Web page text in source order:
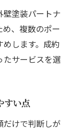
壁塗装パートナ
、複数のポー
します。成約
たサービスを選
すい点
けで判断しが